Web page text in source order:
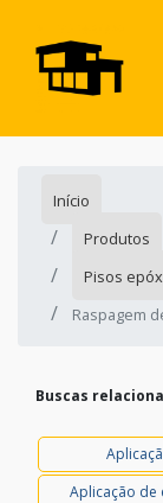
Início
Produtos
Pisos
Raspagem
Buscas
Aplicação de